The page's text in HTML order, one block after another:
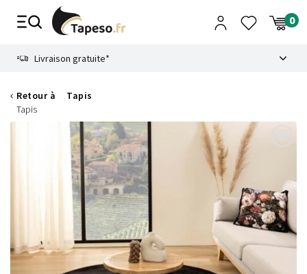
Livraison gratuite*
Retour à
Tapis
Tapis